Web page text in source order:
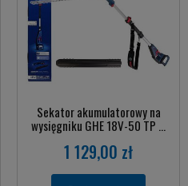
Sekator akumulatorowy na
wysięgniku GHE 18V-50 TP ...
1 129,00 zł